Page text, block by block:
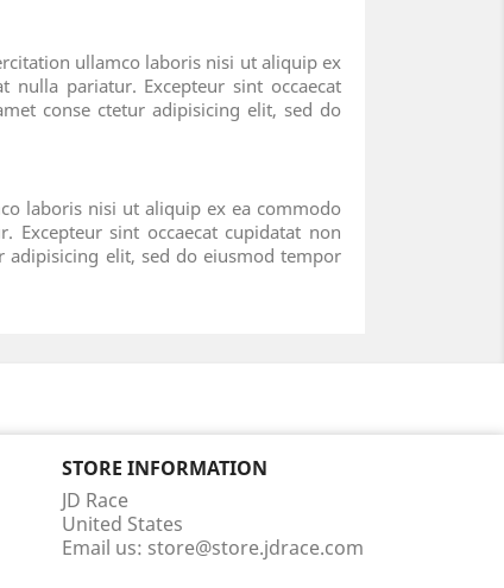
ullamco laboris nisi ut aliquip ex
pariatur. Excepteur sint occaecat
conse ctetur adipisicing elit, sed do
laboris nisi ut aliquip ex ea commodo
sint occaecat cupidatat non
elit, sed do eiusmod tempor
STORE INFORMATION
JD Race
United States
Email us: store@store.jdrace.com